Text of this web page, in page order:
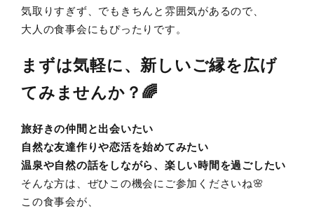
気取りすぎず、でもきちんと雰囲気があるので、
大人の食事会にもぴったりです。
まずは気軽に、新しいご縁を広げ
てみませんか？🌈
旅好きの仲間と出会いたい
自然な友達作りや恋活を始めてみたい
温泉や自然の話をしながら、楽しい時間を過ごしたい
そんな方は、ぜひこの機会にご参加くださいね🌸
この食事会が、